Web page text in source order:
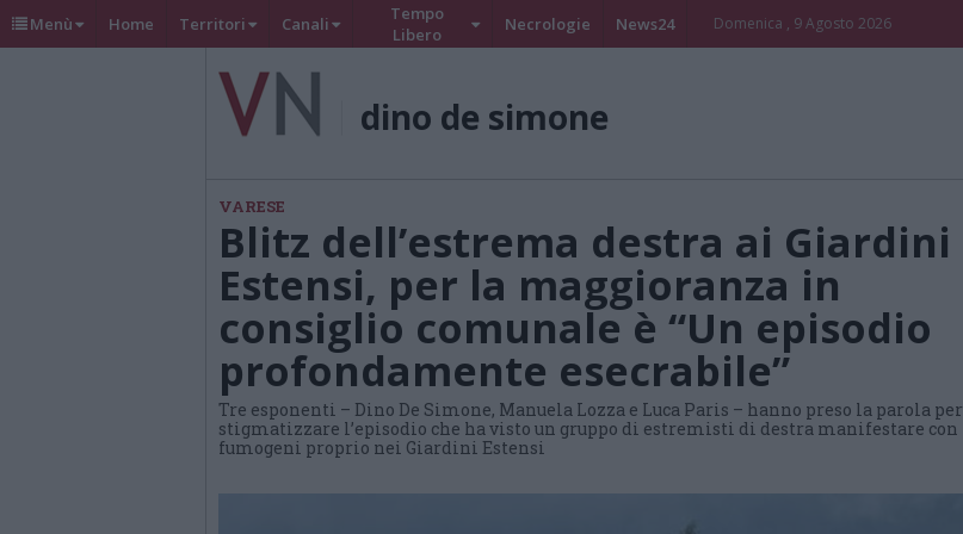
Menù Home Territori Canali
Tempo
Libero
Necrologie News24 Domenica , 9 Agosto 2026
dino de simone
VARESE
Blitz dell’estrema destra ai Giardini
Estensi, per la maggioranza in
consiglio comunale è “Un episodio
profondamente esecrabile”
Tre esponenti – Dino De Simone, Manuela Lozza e Luca Paris – hanno preso la parola per
stigmatizzare l’episodio che ha visto un gruppo di estremisti di destra manifestare con
fumogeni proprio nei Giardini Estensi